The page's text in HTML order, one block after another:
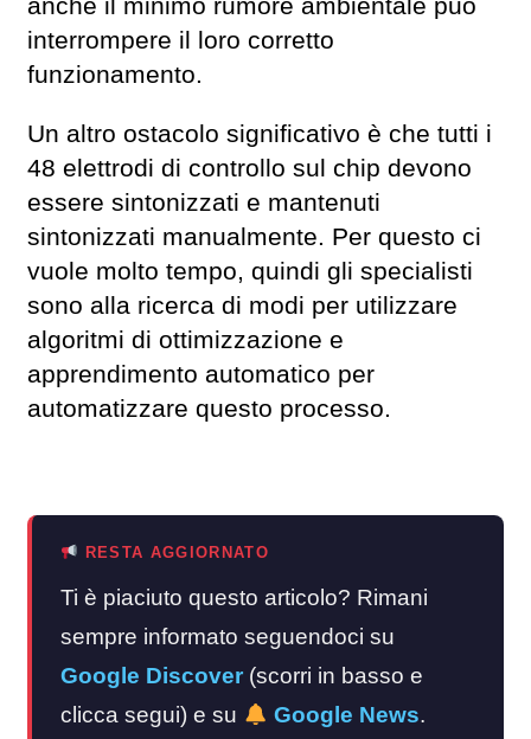
anche il minimo rumore ambientale può
interrompere il loro corretto
funzionamento.
Un altro ostacolo significativo è che tutti i
48 elettrodi di controllo sul chip devono
essere sintonizzati e mantenuti
sintonizzati manualmente. Per questo ci
vuole molto tempo, quindi gli specialisti
sono alla ricerca di modi per utilizzare
algoritmi di ottimizzazione e
apprendimento automatico per
automatizzare questo processo.
RESTA AGGIORNATO
Ti è piaciuto questo articolo? Rimani
sempre informato seguendoci su
Google Discover (scorri in basso e
clicca segui) e su
Google News.